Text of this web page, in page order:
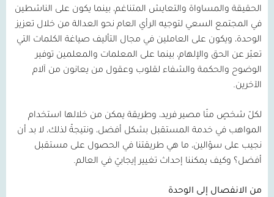
الحقيقة والمساواة والتعايش المتناغم، بينما يكون على الناشطين
في المجتمع السعي لتوجيه الرأي العام نحو العدالة من خلال تعزيز
الوحدة، ويكون على العاملين في مجال التأليف صياغة الكلمات التي
تعبّر عن الحق والإلهام، بينما على المعلمات والمعلمين توفير
الوضوح والحكمة والشفاء لقلوب وعقول من يعانون من آلام
الآخرين.
لكلّ شخصٍ منّا مصير فريد، وطريقة يمكن من خلالها استخدام
المواهب في خدمة المستقبل بشكل أفضل، ونتيجةً لذلك، لا بد أن
نجيب على سؤالين، ما هي طريقتنا في الحصول على مستقبل
أفضل؟ وكيف يمكننا إحداث تغيير إيجابيّ في العالم.
من الانفصال إلى الوحدة